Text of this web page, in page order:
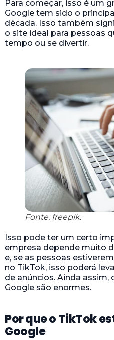
Para começar, isso é um
Google tem sido o
década. Isso também
o site ideal para pessoas
tempo ou se divertir.
Fonte: freepik.
Isso pode ter um certo
empresa depende muito
e, se as pessoas
no TikTok, isso poderá
de anúncios. Ainda assim,
Google são enormes.
Por que o TikTok
Google